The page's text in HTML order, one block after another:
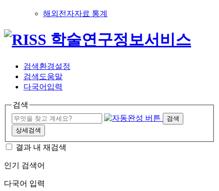
해외전자자료 통계
검색환경설정
검색도움말
다국어입력
검색
검색
상세검색
결과 내 재검색
인기 검색어
다국어 입력